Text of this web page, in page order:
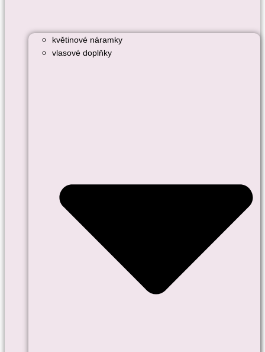
květinové náramky
vlasové doplňky